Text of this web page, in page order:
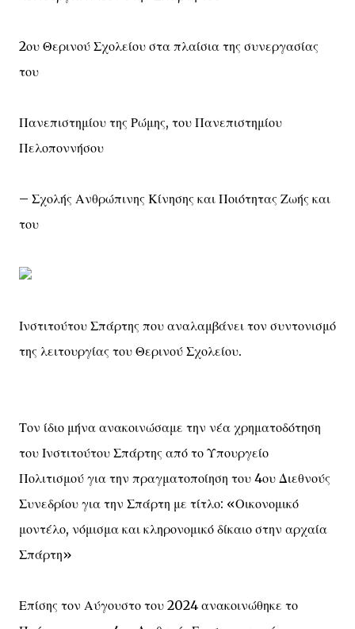
2ου Θερινού Σχολείου στα πλαίσια της συνεργασίας
του
Πανεπιστημίου της Ρώμης, του Πανεπιστημίου
Πελοποννήσου
– Σχολής Ανθρώπινης Κίνησης και Ποιότητας Ζωής και
του
Ινστιτούτου Σπάρτης που αναλαμβάνει τον συντονισμό
της λειτουργίας του Θερινού Σχολείου.
Τον ίδιο μήνα ανακοινώσαμε την νέα χρηματοδότηση
του Ινστιτούτου Σπάρτης από το Υπουργείο
Πολιτισμού για την πραγματοποίηση του 4ου Διεθνούς
Συνεδρίου για την Σπάρτη με τίτλο: «Οικονομικό
μοντέλο, νόμισμα και κληρονομικό δίκαιο στην αρχαία
Σπάρτη»
Επίσης τον Αύγουστο του 2024 ανακοινώθηκε το